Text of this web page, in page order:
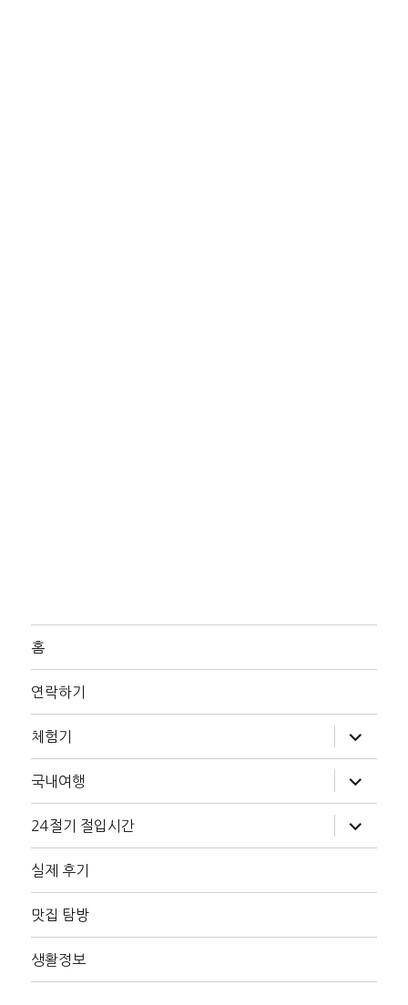
홈
연락하기
체험기
위
메
확
장
국내여행
위
메
확
장
24절기 절입시간
위
메
장
실제 후기
맛집 탐방
생활정보